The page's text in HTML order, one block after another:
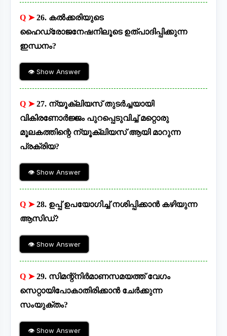
Q ➤26. കൽക്കരിയുടെ
ഹൈഡ്രോജനേഷനിലൂടെ ഉത്പാദിപ്പിക്കുന്ന
ഇന്ധനം?
👁 Show Answer
Q ➤27. ന്യൂക്ലിയസ് തുടർച്ചയായി
വികിരണോർജ്ജം പുറപ്പെടുവിച്ച് മറ്റൊരു
മൂലകത്തിന്റെ ന്യൂക്ലിയസ് ആയി മാറുന്ന
പ്രക്രിയ?
👁 Show Answer
Q ➤28. ഉപ്പ് ഉപയോഗിച്ച് നശിപ്പിക്കാൻ കഴിയുന്ന
ആസിഡ്?
👁 Show Answer
Q ➤29. സിമന്റ്നിർമാണസമയത്ത് വേഗം
സെറ്റായിപോകാതിരിക്കാൻ ചേർക്കുന്ന
സംയുക്തം?
👁 Show Answer